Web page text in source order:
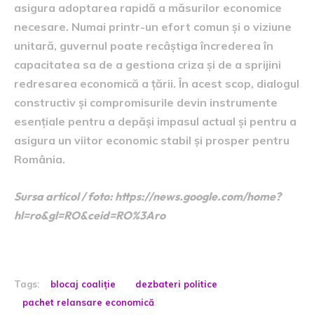
asigura adoptarea rapidă a măsurilor economice
necesare. Numai printr-un efort comun și o viziune
unitară, guvernul poate recâștiga încrederea în
capacitatea sa de a gestiona criza și de a sprijini
redresarea economică a țării. În acest scop, dialogul
constructiv și compromisurile devin instrumente
esențiale pentru a depăși impasul actual și pentru a
asigura un viitor economic stabil și prosper pentru
România.
Sursa articol / foto: https://news.google.com/home?
hl=ro&gl=RO&ceid=RO%3Aro
Tags: blocaj coaliție
dezbateri politice
pachet relansare economică